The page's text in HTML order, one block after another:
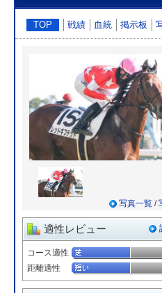
TOP 戦績 血統 掲示板
写真一覧 /
適性レビュー
コース適性
距離適性